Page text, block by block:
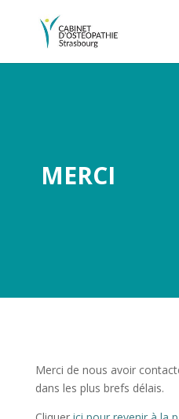
MERCI
Merci de nous avoir
dans les plus brefs délais.